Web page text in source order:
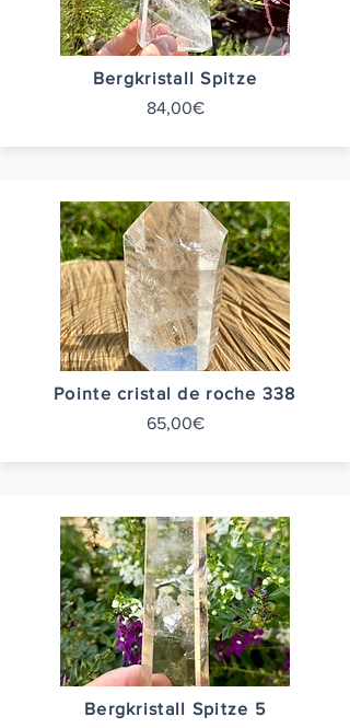
Bergkristall Spitze
84,00€
Pointe cristal de roche 338
65,00€
Bergkristall Spitze 5